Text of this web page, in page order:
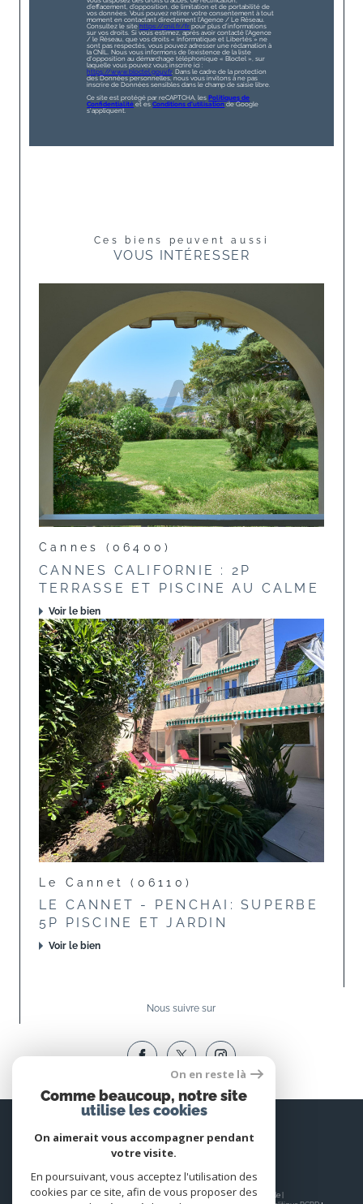
d’effacement, d’opposition, de limitation et de portabilité de
vos données. Vous pouvez retirer votre consentement à tout
moment en contactant directement l’Agence / Le Réseau.
Consultez le site https://cnil.fr/fr pour plus d’informations
sur vos droits. Si vous estimez, après avoir contacté l'Agence
/ le Réseau, que vos droits « Informatique et Libertés » ne
sont pas respectés, vous pouvez adresser une réclamation à
la CNIL. Nous vous informons de l’existence de la liste
d'opposition au démarchage téléphonique « Bloctel », sur
laquelle vous pouvez vous inscrire ici :
https://www.bloctel.gouv.fr. Dans le cadre de la protection
des Données personnelles, nous vous invitons à ne pas
inscrire de Données sensibles dans le champ de saisie libre.
Ce site est protégé par reCAPTCHA, les Politiques de
Confidentialité et esConditions d'utilisation de Google
s'appliquent.
Ces biens peuvent aussi
VOUS INTÉRESSER
Cannes (06400)
CANNES CALIFORNIE : 2P
TERRASSE ET PISCINE AU CALME
Voir le bien
Le Cannet (06110)
LE CANNET - PENCHAI: SUPERBE
5P PISCINE ET JARDIN
Voir le bien
Nous suivre sur
Espace
PROPRIÉTAIRE
Se connecter
© 2026 | Tous droits réservés | Traduction powered by Google |
On en reste là
Comme beaucoup, notre site
utilise les cookies
On aimerait vous accompagner pendant
votre visite.
En poursuivant, vous acceptez l'utilisation des
cookies par ce site, afin de vous proposer des